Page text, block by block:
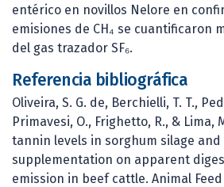
entérico en novillos Nelore en
emisiones de CH₄ se cuantificaron
del gas trazador SF₆.
Referencia bibliográfica
Oliveira, S. G. de, Berchielli, T. T.,
Primavesi, O., Frighetto, R., & Lima,
tannin levels in sorghum silage
supplementation on apparent
emission in beef cattle. Animal